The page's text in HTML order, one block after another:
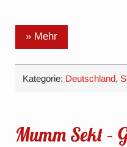
» Mehr
Kategorie: Deutschland,
Mumm Sekt –